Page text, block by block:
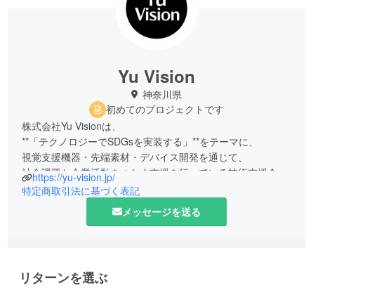
Yu Vision
神奈川県
初めてのプロジェクトです
株式会社Yu Visionは、
**「テクノロジーでSDGsを実装する」**をテーマに、
視覚支援機器・先端素材・デバイス開発を通じて、
社会課題と企業活動をつなぐ支援を行っている技術支援会社
です。
私たちは、障がいや年齢、環境の違いによって
https://yu-vision.jp/
特定商取引法に基づく表記
メッセージを送る
リターンを選ぶ